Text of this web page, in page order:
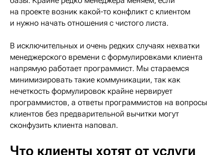
на проекте возник какой-то конфликт с клиентом
и нужно начать отношения с чистого листа.
В исключительных и очень редких случаях нехватки
менеджерского времени с формулировками клиента
напрямую работает программист. Мы стараемся
минимизировать такие коммуникации, так как
нечеткость формулировок крайне нервирует
программистов, а ответы программистов на вопросы
клиентов без предварительной вычитки могут
сконфузить клиента наповал.
Что клиенты хотят от услуги